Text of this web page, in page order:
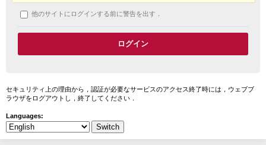
他のサイトにログインする前に警告を出す．
セキュリティ上の理由から，認証が必要なサービスのアクセス終了時には，ウェブブ
ラウザをログアウトし，終了してください．
Languages: